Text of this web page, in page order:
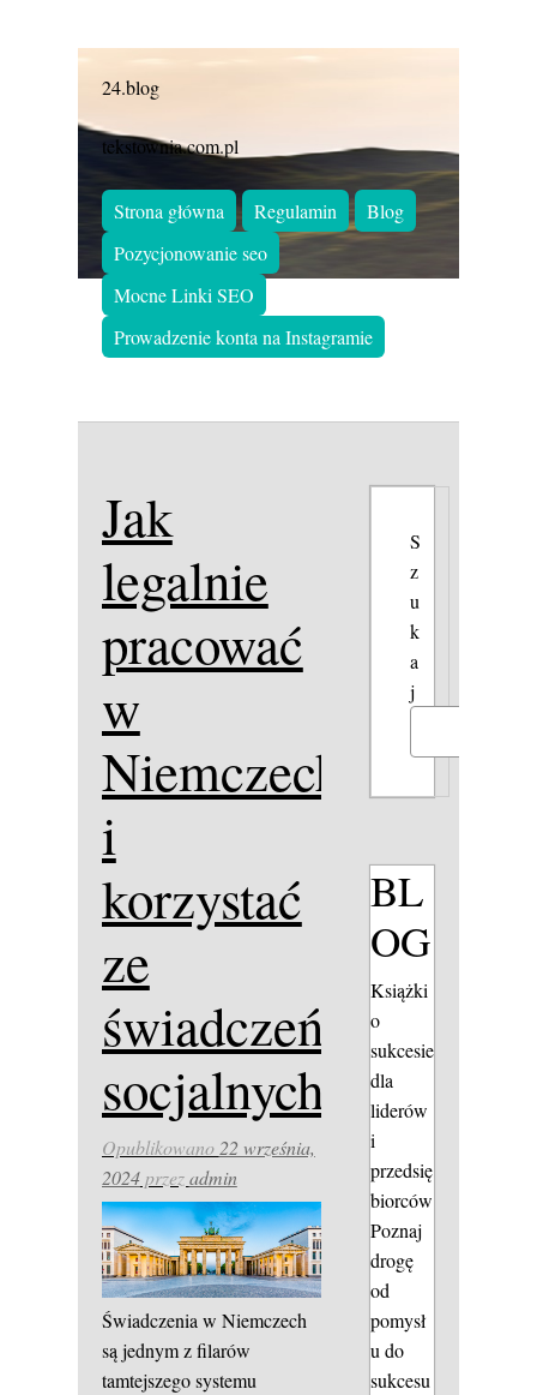
24.blog
tekstownia.com.pl
Strona główna Regulamin
Blog
Pozycjonowanie seo
Mocne Linki SEO
Prowadzenie konta na Instagramie
Jak
legalnie
pracować
w
Niemczech
i
korzystać
ze
świadczeń
socjalnych?
Opublikowano 22 września,
2024przezadmin
Świadczenia w Niemczech
są jednym z filarów
tamtejszego systemu
S
z
u
k
a
j
BL
OG
Książki
o
sukcesie
dla
liderów
i
przedsię
biorców
Poznaj
drogę
od
pomysł
u do
sukcesu